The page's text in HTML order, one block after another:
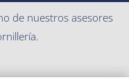
de nuestros asesores